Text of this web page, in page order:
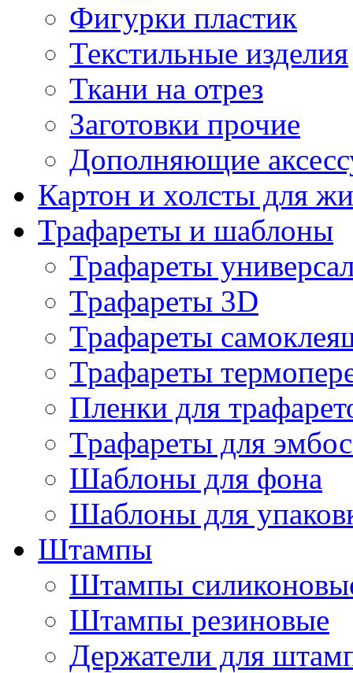
Фигурки пластик
Текстильные изделия
Ткани на отрез
Заготовки прочие
Дополняющие
Картон и холсты для
Трафареты и шаблоны
Трафареты
Трафареты 3D
Трафареты
Трафареты
Пленки для
Трафареты для
Шаблоны для фона
Шаблоны для
Штампы
Штампы
Штампы резиновые
Держатели для